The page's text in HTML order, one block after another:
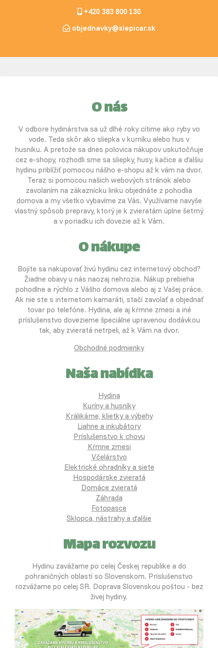
+420 383 800 130
objednavky@slepicar.sk
O nás
V odbore hydinárstva sa už dlhé roky cítime ako ryby vo
vode. Teda skôr ako sliepka v kurníku alebo hus v
husníku. A pretože sa dnes polovica nákupov uskutočňuje
cez e-shopy, rozhodli sme sa sliepky, husy, kačice a ďalšiu
hydinu priblížiť pomocou nášho e-shopu až k vám na dvor.
Teraz si pomocou našich webových stránok alebo
zavolaním na zákaznícku linku objednáte z pohodlia
domova a my všetko vybavíme za Vás. Využívame navyše
vlastný spôsob prepravy, ktorý je k zvieratám úplne šetrný
a v poriadku ich dovezie až k Vám.
O nákupe
Bojíte sa nakupovať živú hydinu cez internetový obchod?
Žiadne obavy u nás naozaj nehrozia. Nákup prebieha
pohodlne a rýchlo z Vášho domova alebo aj z Vašej práce.
Ak nie ste s internetom kamaráti, stačí zavolať a objednať
tovar po telefóne. Hydina, ale aj kŕmne zmesi a iné
príslušenstvo dovezieme špeciálne upravenou dodávkou
tak, aby zvieratá netrpeli, až k Vám na dvor.
Obchodné podmienky
Naša nabídka
Hydina
Kuríny a husníky
Králikárne, klietky a výbehy
Liahne a inkubátory
Príslušenstvo k chovu
Kŕmne zmesi
Včelárstvo
Elektrické ohradníky a siete
Hospodárske zvieratá
Domáce zvieratá
Záhrada
Fotopasce
Sklopca, nástrahy a ďalšie
Mapa rozvozu
Hydinu zavážame po celej Českej republike a do
pohraničných oblastí so Slovenskom. Príslušenstvo
rozvážame po celej SR. Doprava Slovenskou poštou - bez
živej hydiny.